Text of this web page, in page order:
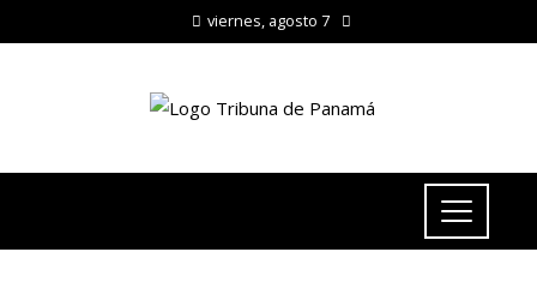
viernes, agosto 7